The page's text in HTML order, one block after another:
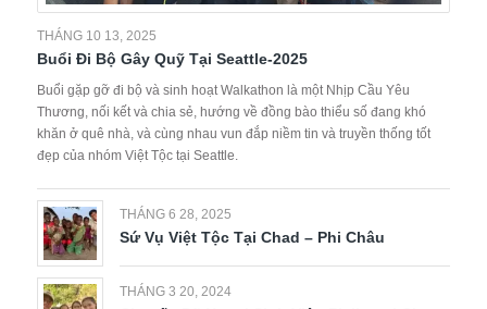
THÁNG 10 13, 2025
Buổi Đi Bộ Gây Quỹ Tại Seattle-2025
Buổi gặp gỡ đi bộ và sinh hoạt Walkathon là một Nhịp Cầu Yêu
Thương, nối kết và chia sẻ, hướng về đồng bào thiểu số đang khó
khăn ở quê nhà, và cùng nhau vun đắp niềm tin và truyền thống tốt
đẹp của nhóm Việt Tộc tại Seattle.
THÁNG 6 28, 2025
Sứ Vụ Việt Tộc Tại Chad – Phi Châu
THÁNG 3 20, 2024